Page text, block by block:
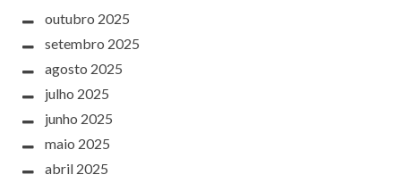
outubro 2025
setembro 2025
agosto 2025
julho 2025
junho 2025
maio 2025
abril 2025